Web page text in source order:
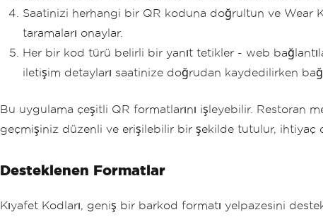
Saatinizi herhangi bir QR koduna doğrultun ve Wear
taramaları onaylar.
Her bir kod türü belirli bir yanıt tetikler - web
iletişim detayları saatinize doğrudan kaydedilirken
Bu uygulama çeşitli QR formatlarını işleyebilir. Restoran
geçmişiniz düzenli ve erişilebilir bir şekilde tutulur, ihtiyaç
Desteklenen Formatlar
Kıyafet Kodları, geniş bir barkod formatı yelpazesini